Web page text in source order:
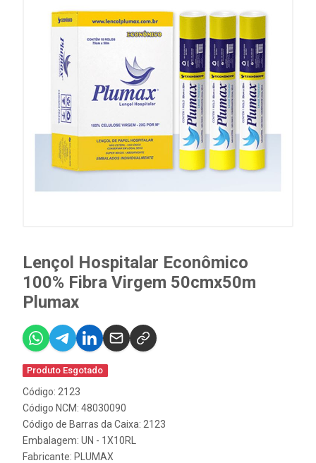
Lençol Hospitalar Econômico
100% Fibra Virgem 50cmx50m
Plumax
Produto Esgotado
Código: 2123
Código NCM: 48030090
Código de Barras da Caixa: 2123
Embalagem: UN - 1X10RL
Fabricante: PLUMAX